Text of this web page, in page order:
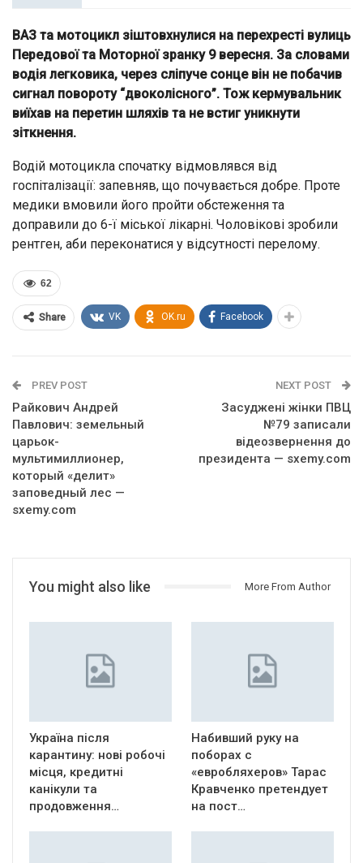
ВАЗ та мотоцикл зіштовхнулися на перехресті вулиць
Передової та Моторної зранку 9 вересня. За словами
водія легковика, через сліпуче сонце він не побачив
сигнал повороту “двоколісного”. Тож кермувальник
виїхав на перетин шляхів та не встиг уникнути
зіткнення.
Водій мотоцикла спочатку відмовлявся від
госпіталізації: запевняв, що почувається добре. Проте
медики вмовили його пройти обстеження та
доправили до 6-ї міської лікарні. Чоловікові зробили
рентген, аби переконатися у відсутності перелому.
62
Share VK OK.ru Facebook
PREV POST
Райкович Андрей
Павлович: земельный
царьок-
мультимиллионер,
который «делит»
заповедный лес —
sxemy.com
NEXT POST
Засуджені жінки ПВЦ
№79 записали
відеозвернення до
президента — sxemy.com
You might also like More From Author
Україна після
карантину: нові робочі
місця, кредитні
канікули та
продовження…
Набивший руку на
поборах с
«евробляхеров» Тарас
Кравченко претендует
на пост…